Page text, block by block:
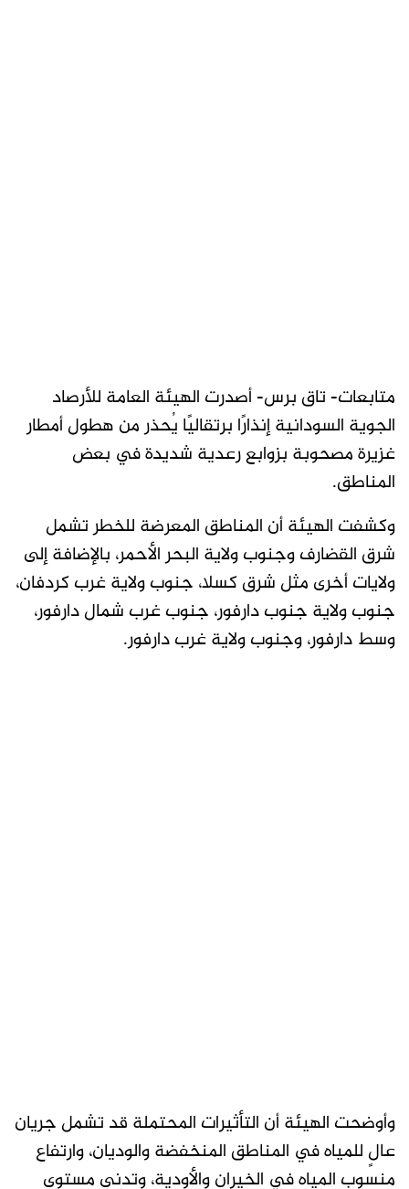
متابعات- تاق برس- أصدرت الهيئة العامة للأرصاد
الجوية السودانية إنذارًا برتقاليًا يُحذر من هطول أمطار
غزيرة مصحوبة بزوابع رعدية شديدة في بعض
المناطق.
وكشفت الهيئة أن المناطق المعرضة للخطر تشمل
شرق القضارف وجنوب ولاية البحر الأحمر، بالإضافة إلى
ولايات أخرى مثل شرق كسلا، جنوب ولاية غرب كردفان،
جنوب ولاية جنوب دارفور، جنوب غرب شمال دارفور،
وسط دارفور، وجنوب ولاية غرب دارفور.
وأوضحت الهيئة أن التأثيرات المحتملة قد تشمل جريان
عالٍ للمياه في المناطق المنخفضة والوديان، وارتفاع
منسوب المياه في الخيران والأودية، وتدني مستوى